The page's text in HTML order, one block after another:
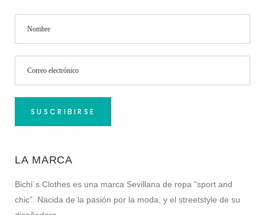
LA MARCA
Bichi´s Clothes es una marca Sevillana de ropa “sport and
chic”. Nacida de la pasión por la moda, y el streetstyle de su